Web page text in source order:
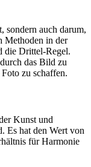
sondern auch darum,
Methoden in der
die Drittel-Regel.
das Bild zu
zu schaffen.
Kunst und
Es hat den Wert von
für Harmonie